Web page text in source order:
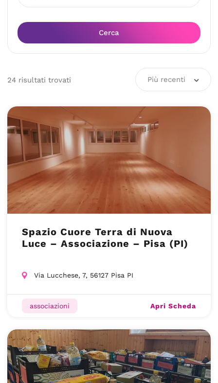
Cerca
24 risultati trovati Più recenti
Spazio Cuore Terra di Nuova
Luce – Associazione – Pisa (PI)
Via Lucchese, 7, 56127 Pisa PI
associazioni Apri Scheda